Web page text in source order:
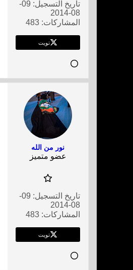
تاريخ التسجيل:
09-
08-2014
المشاركات: 483
تويت
نور من الله
عضو متميز
تاريخ التسجيل:
09-
08-2014
المشاركات: 483
تويت